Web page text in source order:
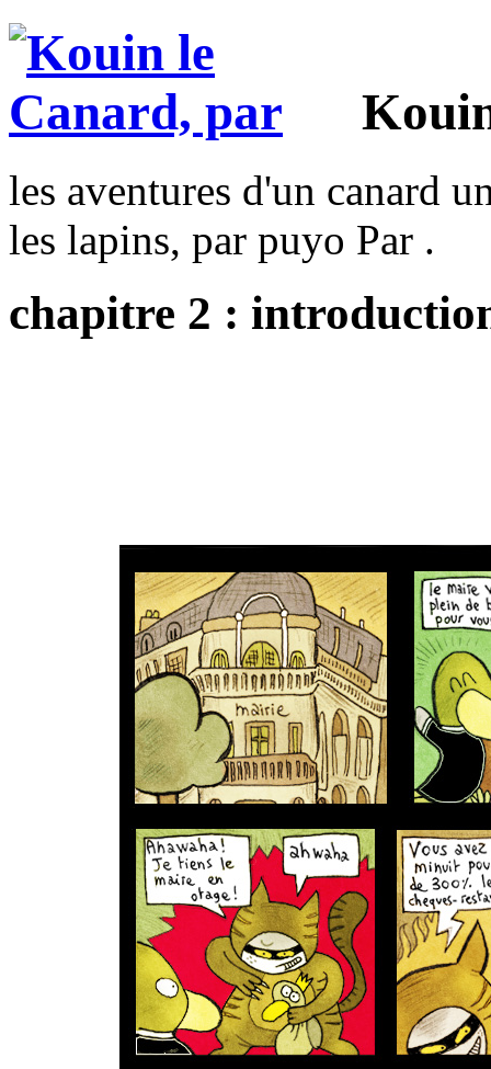
les aventures d'un canard
les lapins, par puyo Par .
chapitre 2 :